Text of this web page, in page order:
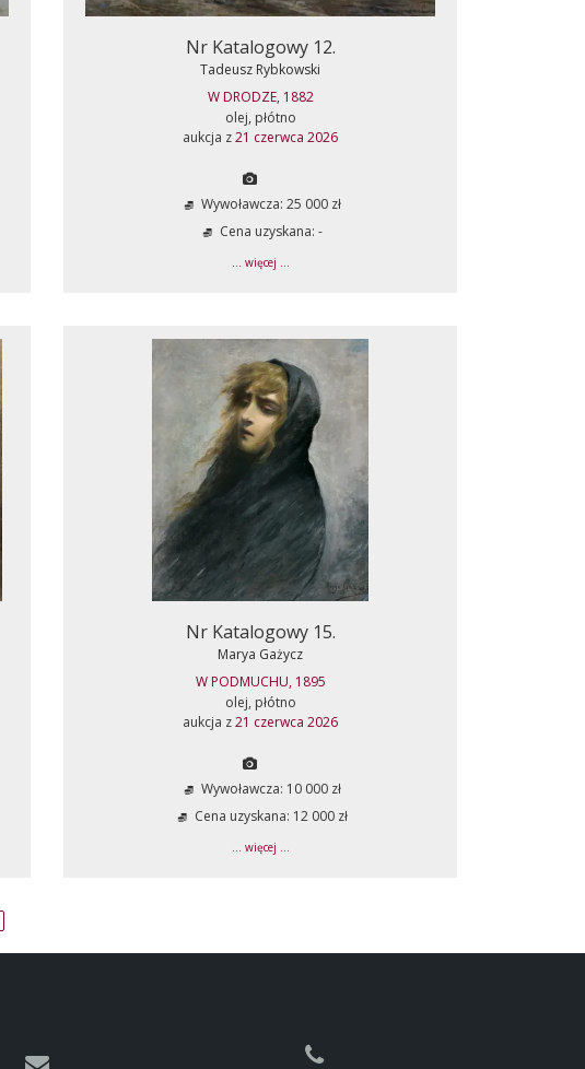
Nr Katalogowy 12.
Tadeusz Rybkowski
W DRODZE, 1882
olej, płótno
aukcja z21 czerwca 2026
Wywoławcza: 25 000 zł
Cena uzyskana: -
... więcej ...
Nr Katalogowy 15.
Marya Gażycz
W PODMUCHU, 1895
olej, płótno
aukcja z21 czerwca 2026
Wywoławcza: 10 000 zł
Cena uzyskana: 12 000 zł
... więcej ...